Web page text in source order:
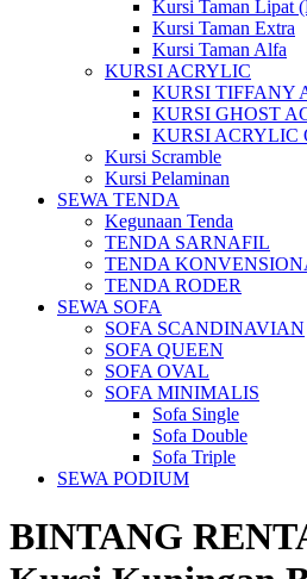
Kursi Taman Lipat
Kursi Taman Extra
Kursi Taman Alfa
KURSI ACRYLIC
KURSI TIFFANY
KURSI GHOST
KURSI ACRYLIC
Kursi Scramble
Kursi Pelaminan
SEWA TENDA
Kegunaan Tenda
TENDA SARNAFIL
TENDA
TENDA RODER
SEWA SOFA
SOFA SCANDINAVIAN
SOFA QUEEN
SOFA OVAL
SOFA MINIMALIS
Sofa Single
Sofa Double
Sofa Triple
SEWA PODIUM
BINTANG